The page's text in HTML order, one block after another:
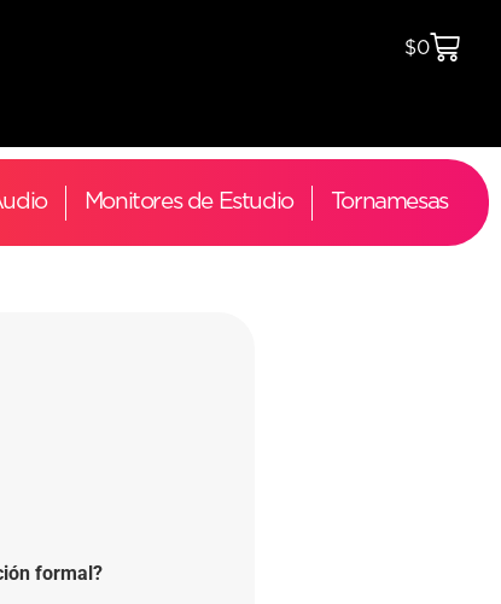
$0
Monitores de Estudio Tornamesas
formal?